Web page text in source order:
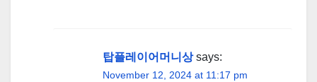
탑플레이어머니상 says:
November 12, 2024 at 11:17 pm